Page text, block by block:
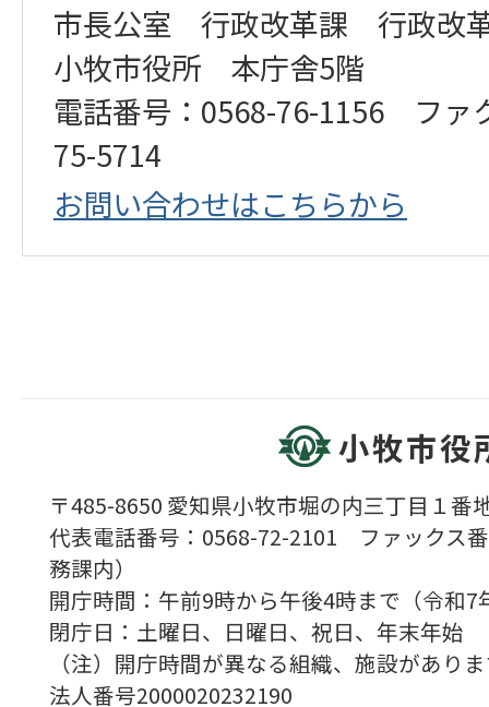
市長公室 行政改革課 行政改
小牧市役所 本庁舎5階
電話番号：0568-76-1156 ファ
75-5714
お問い合わせはこちらから
小牧市役
〒485-8650 愛知県小牧市堀の内三丁目１番
代表電話番号：0568-72-2101 ファックス
務課内）
開庁時間：午前9時から午後4時まで（令
閉庁日：土曜日、日曜日、祝日、年末年始
（注）開庁時間が異なる組織、施設があり
法人番号2000020232190